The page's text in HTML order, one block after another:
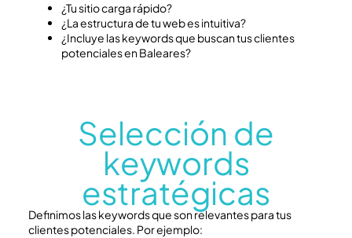
¿Tu sitio carga rápido?
¿La estructura de tu web es intuitiva?
¿Incluye las keywords que buscan tus clientes
potenciales en Baleares?
Selección de
keywords
estratégicas
Definimos las keywords que son relevantes para tus
clientes potenciales. Por ejemplo: